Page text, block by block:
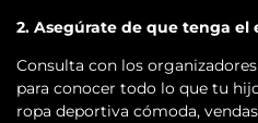
2. Asegúrate de que tenga
Consulta con los
para conocer todo lo que tu
ropa deportiva cómoda,